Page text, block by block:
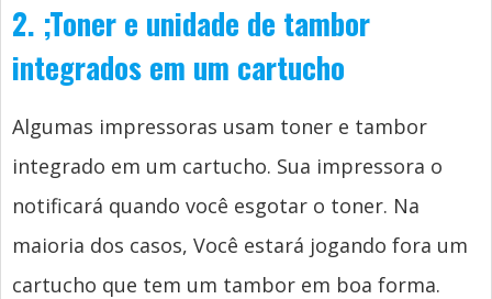
2. ;Toner e unidade de tambor
integrados em um cartucho
Algumas impressoras usam toner e tambor
integrado em um cartucho. Sua impressora o
notificará quando você esgotar o toner. Na
maioria dos casos, Você estará jogando fora um
cartucho que tem um tambor em boa forma.